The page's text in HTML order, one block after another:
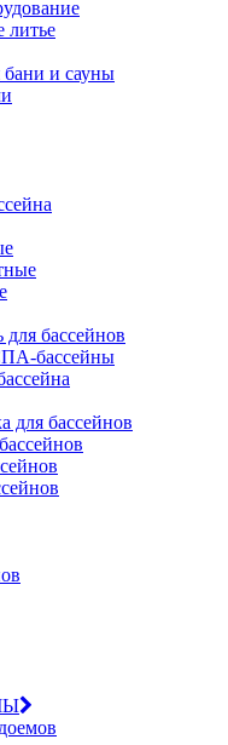
литье
бани и сауны
бассейнов
бассейны
для бассейнов